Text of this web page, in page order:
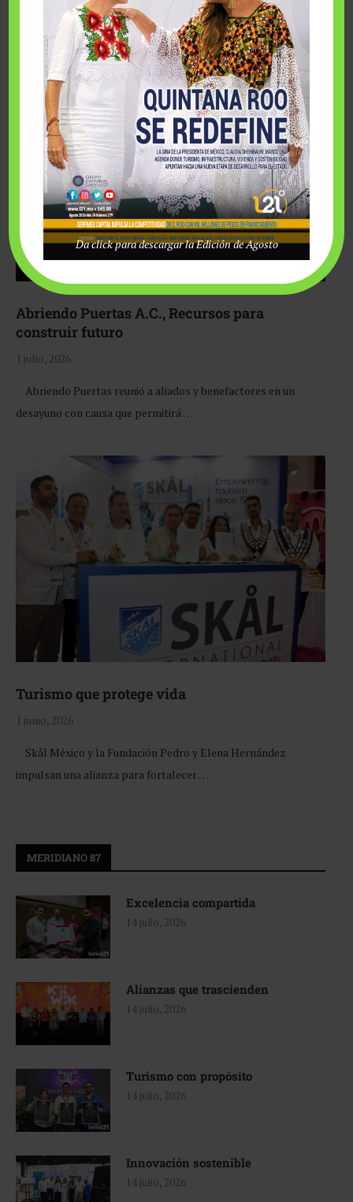
Fairmont Mayakoba y Make-A-Wish México unieron
esfuerzos para hacer realidad el deseo de una …
Abriendo Puertas A.C., Recursos para
construir futuro
1 julio, 2026
Abriendo Puertas reunió a aliados y benefactores en un
desayuno con causa que permitirá …
Turismo que protege vida
1 junio, 2026
Skål México y la Fundación Pedro y Elena Hernández
impulsan una alianza para fortalecer …
MERIDIANO 87
Excelencia compartida
14 julio, 2026
Alianzas que trascienden
14 julio, 2026
Turismo con propósito
14 julio, 2026
Innovación sostenible
14 julio, 2026
Da click para descargar la Edición de Agosto